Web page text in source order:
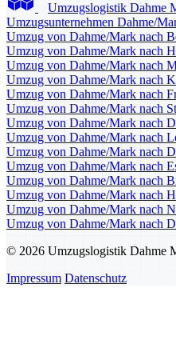
Umzugslogistik Dahme
Umzugsunternehmen Dahme/
Umzug von Dahme/Mark nach
Umzug von Dahme/Mark nach
Umzug von Dahme/Mark nach
Umzug von Dahme/Mark nach
Umzug von Dahme/Mark nach
Umzug von Dahme/Mark nach
Umzug von Dahme/Mark nach
Umzug von Dahme/Mark nach
Umzug von Dahme/Mark nach
Umzug von Dahme/Mark nach
Umzug von Dahme/Mark nach
Umzug von Dahme/Mark nach
Umzug von Dahme/Mark nach
Umzug von Dahme/Mark nach
© 2026 Umzugslogistik Dahme
Impressum Datenschutz